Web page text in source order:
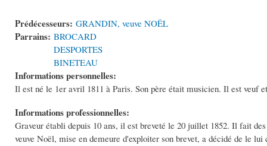
Prédécesseurs: GRANDIN, veuve NOËL
Parrains: BROCARD
DESPORTES
BINETEAU
Informations personnelles:
Il est né le 1er avril 1811 à Paris. Son père était musicien. Il est veuf
Informations professionnelles:
Graveur établi depuis 10 ans, il est breveté le 20 juillet 1852. Il fait
veuve Noël, mise en demeure d'exploiter son brevet, a décidé de le lui